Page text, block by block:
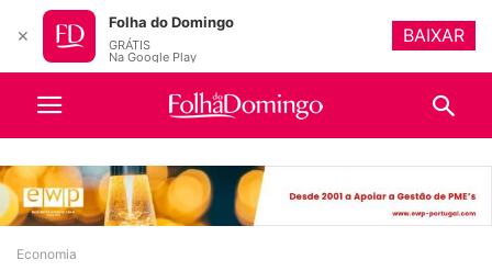
Economia
✕
Folha do Domingo
GRÁTIS
Na Google Play
BAIXAR